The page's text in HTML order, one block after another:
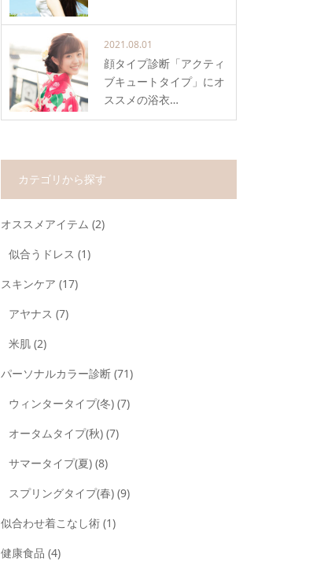
2021.08.01
顔タイプ診断「アクティ
ブキュートタイプ」にオ
ススメの浴衣…
カテゴリから探す
オススメアイテム (2)
似合うドレス (1)
スキンケア (17)
アヤナス (7)
米肌 (2)
パーソナルカラー診断 (71)
ウィンタータイプ(冬) (7)
オータムタイプ(秋) (7)
サマータイプ(夏) (8)
スプリングタイプ(春) (9)
似合わせ着こなし術 (1)
健康食品 (4)